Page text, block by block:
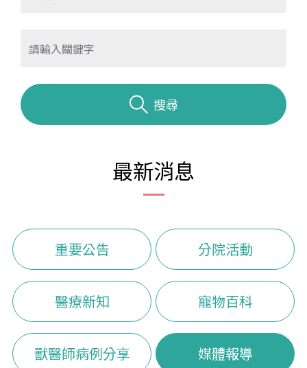
搜尋
最新消息
重要公告 分院活動
醫療新知 寵物百科
獸醫師病例分享 媒體報導